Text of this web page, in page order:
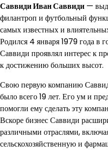
Саввиди Иван Саввиди —
филантроп и футбольный
самых известных и
Родился 4 января 1979 года в
Саввиди проявлял интерес к
к достижению больших высот.
Свою первую компанию
было всего 19 лет. Его ум и
помогли ему сделать эту
Вскоре бизнес Саввиди
различными отраслями,
сельскохозяйственную и